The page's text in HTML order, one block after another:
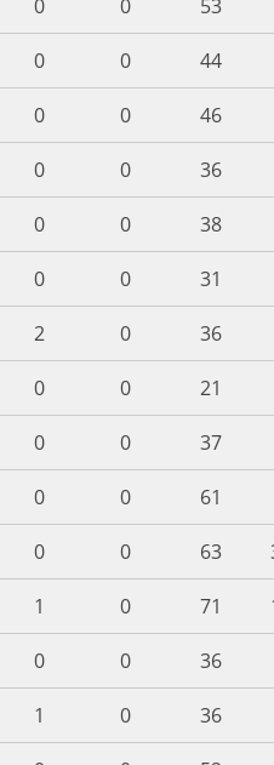
0 0
53
0 0
44
0 0
46
0 0
36
0 0
38
0 0
31
2 0
36
0 0
21
0 0
37
0 0
61
0 0 63
1 0 71
0 0
36
1 0
36